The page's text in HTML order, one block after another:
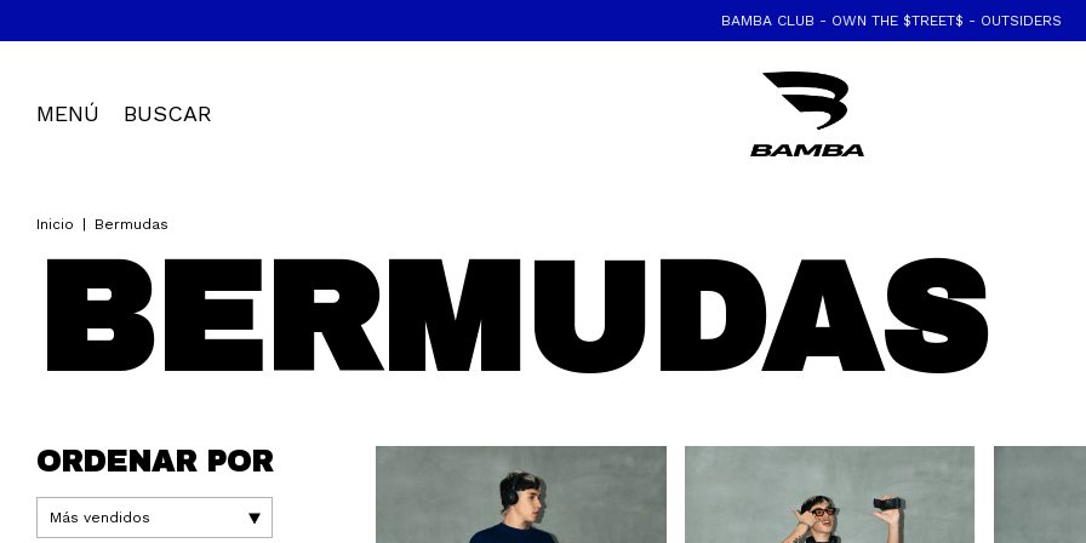
BAMBA CLUB - OWN THE $TREET$ - OUTSIDERS
MENÚ BUSCAR
Inicio Bermudas
BERMUDAS
ORDENAR POR